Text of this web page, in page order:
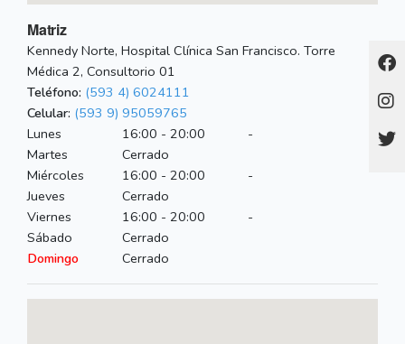
Matriz
Kennedy Norte, Hospital Clínica San Francisco. Torre
Médica 2, Consultorio 01
Teléfono: (593 4) 6024111
Celular: (593 9) 95059765
Lunes
16:00 - 20:00
-
Martes
Cerrado
Miércoles
16:00 - 20:00
-
Jueves
Cerrado
Viernes
16:00 - 20:00
-
Sábado
Cerrado
Domingo
Cerrado